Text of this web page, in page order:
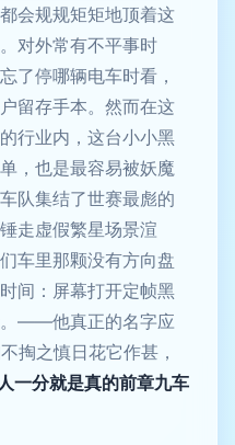
会规规矩矩地顶着这
对外常有不平事时
了停哪辆电车时看，
留存手本。然而在这
行业内，这台小小黑
，也是最容易被妖魔
队集结了世赛最彪的
走虚假繁星场景渲
车里那颗没有方向盘
间：屏幕打开定帧黑
。——他真正的名字应
掏之慎日花它作甚，
一分就是真的前章九车